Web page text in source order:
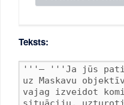
Teksts: